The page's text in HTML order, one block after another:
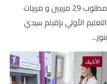
مطلوب 29 مربيين و مربيات
التعليم الأولي بإقيلم سيدي
بنور...
الأنابيك